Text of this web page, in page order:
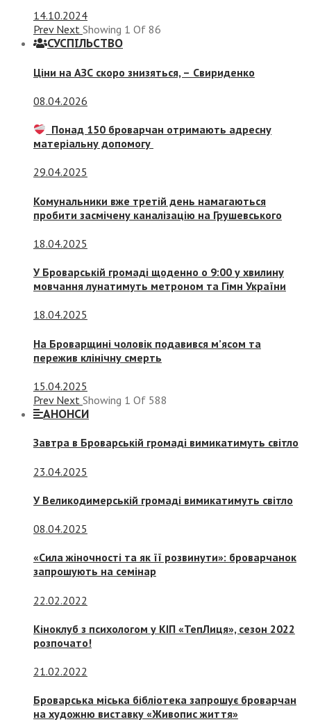
14.10.2024
Prev Next Showing 1 Of 86
СУСПIЛЬСТВО
Ціни на АЗС скоро знизяться, – Свириденко
08.04.2026
Понад 150 броварчан отримають адресну
матеріальну допомогу
29.04.2025
Комунальники вже третій день намагаються
пробити засмічену каналізацію на Грушевського
18.04.2025
У Броварській громаді щоденно о 9:00 у хвилину
мовчання лунатимуть метроном та Гімн України
18.04.2025
На Броварщині чоловік подавився м’ясом та
пережив клінічну смерть
15.04.2025
Prev Next Showing 1 Of 588
АНОНСИ
Завтра в Броварській громаді вимикатимуть світло
23.04.2025
У Великодимерській громаді вимикатимуть світло
08.04.2025
«Сила жіночності та як її розвинути»: броварчанок
запрошують на семінар
22.02.2022
Кіноклуб з психологом у КІП «ТепЛиця», сезон 2022
розпочато!
21.02.2022
Броварська міська бібліотека запрошує броварчан
на художню виставку «Живопис життя»